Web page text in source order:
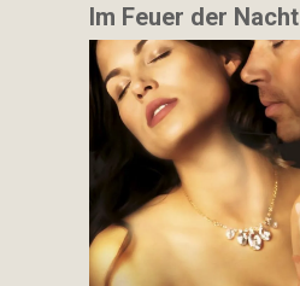
Im Feuer der Nacht